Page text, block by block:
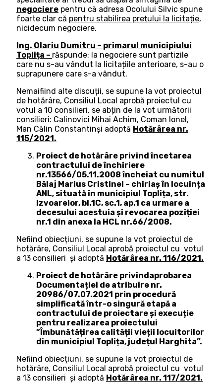
negociere pentru că adresa Ocolului Silvic spune
foarte clar că pentru stabilirea prețului la licitație,
nicidecum negociere.
Ing. Olariu Dumitru – primarul municipiului
Toplița – răspunde: la negociere sunt partizile
care nu s-au vândut la licitațiile anterioare, s-au o
suprapunere care s-a vândut.
Nemaifiind alte discuții, se supune la vot proiectul
de hotărâre, Consiliul Local aprobă proiectul cu
votul a 10 consilieri, se abțin de la vot următorii
consilieri: Calinovici Mihai Achim, Coman Ionel,
Man Călin Constantinşi adoptă Hotărârea nr.
115/2021.
Proiect de hotărâre privind încetarea
contractului de închiriere
nr.13566/05.11.2008 încheiat cu numitul
Bălaj Marius Cristinel – chiriaș în locuința
ANL, situată în municipiul Toplița, str.
Izvoarelor, bl.1C, sc.1, ap.1 ca urmare a
decesului acestuia și revocarea poziției
nr.1 din anexa la HCL nr.66/2008.
Nefiind obiecțiuni, se supune la vot proiectul de
hotărâre, Consiliul Local aprobă proiectul cu votul
a 13 consilieri şi adoptă Hotărârea nr. 116/2021.
Proiect de hotărâre privindaprobarea
Documentației de atribuire nr.
20986/07.07.2021 prin procedură
simplificată într-o singură etapă a
contractului de proiectare și execuție
pentru realizarea proiectului
”Îmbunătățirea calității vieții locuitorilor
din municipiul Toplița, județul Harghita”.
Nefiind obiecțiuni, se supune la vot proiectul de
hotărâre, Consiliul Local aprobă proiectul cu votul
a 13 consilieri şi adoptă Hotărârea nr. 117/2021.